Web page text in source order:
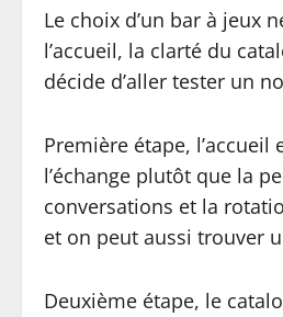
Le choix d’un bar à jeux
l’accueil, la clarté du
décide d’aller tester un
Première étape,
l’échange plutôt que la
conversations et la
et on peut aussi trouver
Deuxième étape, le